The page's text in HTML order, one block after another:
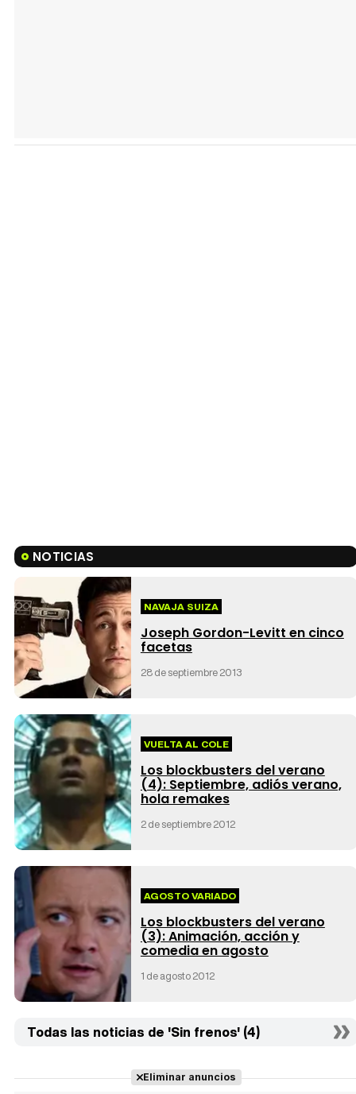
NOTICIAS
NAVAJA SUIZA
Joseph Gordon-Levitt en cinco
facetas
28 de septiembre 2013
VUELTA AL COLE
Los blockbusters del verano
(4): Septiembre, adiós verano,
hola remakes
2 de septiembre 2012
AGOSTO VARIADO
Los blockbusters del verano
(3): Animación, acción y
comedia en agosto
1 de agosto 2012
Todas las noticias de 'Sin frenos' (4)
Eliminar anuncios